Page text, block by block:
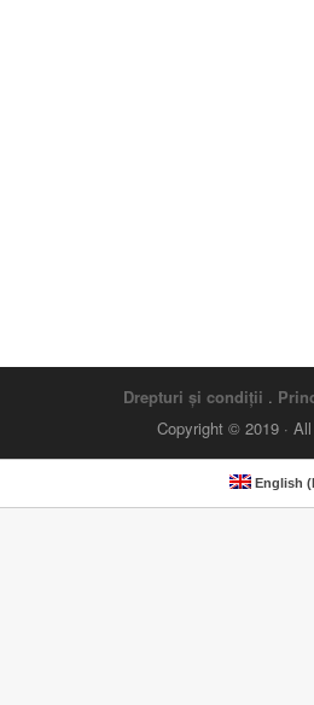
Drepturi și condiții .
Copyright © 2019 ·
English (